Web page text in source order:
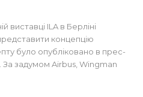
виставці ILA в Берліні
концепцію
було опубліковано в прес-
За задумом Airbus, Wingman